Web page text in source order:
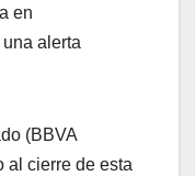
en
alerta
(BBVA
al cierre de esta